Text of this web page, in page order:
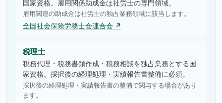
国家資格。雇用関係助成金は社労士の専門領域。
雇用関連の助成金は社労士の独占業務領域に該当します。
全国社会保険労務士会連合会 ↗
税理士
税務代理・税務書類作成・税務相談を独占業務とする国
家資格。採択後の経理処理・実績報告書整備に必須。
採択後の経理処理・実績報告書の整備で関与する場合があり
ます。